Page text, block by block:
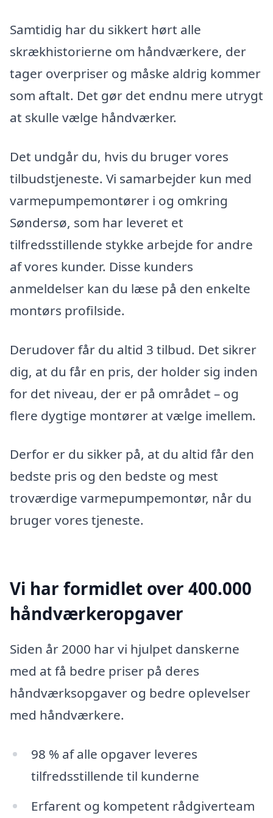
Samtidig har du sikkert hørt alle
skrækhistorierne om håndværkere, der
tager overpriser og måske aldrig kommer
som aftalt. Det gør det endnu mere utrygt
at skulle vælge håndværker.
Det undgår du, hvis du bruger vores
tilbudstjeneste. Vi samarbejder kun med
varmepumpemontører i og omkring
Søndersø, som har leveret et
tilfredsstillende stykke arbejde for andre
af vores kunder. Disse kunders
anmeldelser kan du læse på den enkelte
montørs profilside.
Derudover får du altid 3 tilbud. Det sikrer
dig, at du får en pris, der holder sig inden
for det niveau, der er på området – og
flere dygtige montører at vælge imellem.
Derfor er du sikker på, at du altid får den
bedste pris og den bedste og mest
troværdige varmepumpemontør, når du
bruger vores tjeneste.
Vi har formidlet over 400.000
håndværkeropgaver
Siden år 2000 har vi hjulpet danskerne
med at få bedre priser på deres
håndværksopgaver og bedre oplevelser
med håndværkere.
98 % af alle opgaver leveres
tilfredsstillende til kunderne
Erfarent og kompetent rådgiverteam